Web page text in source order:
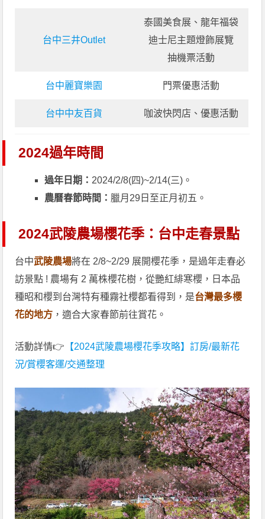
台中三井Outlet
泰國美食展、龍年福袋
迪士尼主題燈飾展覽
抽機票活動
台中麗寶樂園 門票優惠活動
台中中友百貨 咖波快閃店、優惠活動
2024過年時間
過年日期： 2024/2/8(四)~2/14(三)。
農曆春節時間： 臘月29日至正月初五。
2024武陵農場櫻花季：台中走春景點
台中武陵農場將在 2/8~2/29 展開櫻花季，是過年走春必
訪景點 ! 農場有 2 萬株櫻花樹，從艷紅緋寒櫻，日本品
種昭和櫻到台灣特有種霧社櫻都看得到，是台灣最多櫻
花的地方 ，適合大家春節前往賞花。
活動詳情👉 【2024武陵農場櫻花季攻略】訂房/最新花
況/賞櫻客運/交通整理